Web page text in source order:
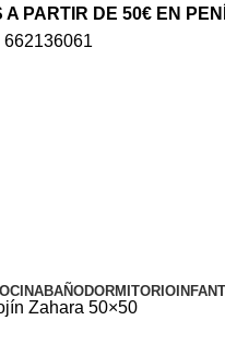
A PARTIR DE 50€ EN
662136061
BAÑODORMITORIO
Zahara 50×50